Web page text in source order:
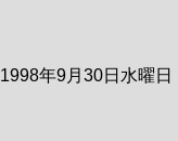
1998年9月30日水曜日